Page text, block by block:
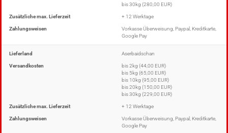
bis 30kg (280,00 EUR)
Zusätzliche max. Lieferzeit + 12 Werktage
Zahlungsweisen
Vorkasse Überweisung, Paypal, Kreditkarte,
Google Pay
Lieferland Aserbaidschan
Versandkosten
bis 2kg (44,00 EUR)
bis 5kg (65,00 EUR)
bis 10kg (95,00 EUR)
bis 20kg (150,00 EUR)
bis 30kg (229,00 EUR)
Zusätzliche max. Lieferzeit + 12 Werktage
Zahlungsweisen
Vorkasse Überweisung, Paypal, Kreditkarte,
Google Pay